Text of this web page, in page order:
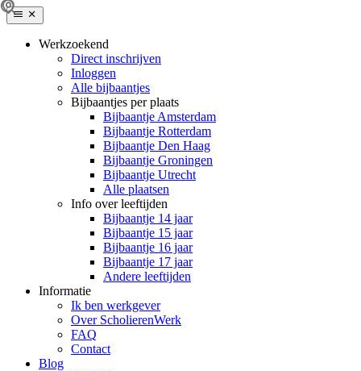
Werkzoekend
Direct inschrijven
Inloggen
Alle bijbaantjes
Bijbaantjes per plaats
Bijbaantje Amsterdam
Bijbaantje Rotterdam
Bijbaantje Den Haag
Bijbaantje Groningen
Bijbaantje Utrecht
Alle plaatsen
Info over leeftijden
Bijbaantje 14 jaar
Bijbaantje 15 jaar
Bijbaantje 16 jaar
Bijbaantje 17 jaar
Andere leeftijden
Informatie
Ik ben werkgever
Over ScholierenWerk
FAQ
Contact
Blog